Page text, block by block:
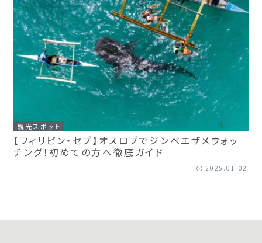
観光スポット
【フィリピン・セブ】オスロブでジンベエザメウォッ
チング！初めての方へ徹底ガイド
2025.01.02